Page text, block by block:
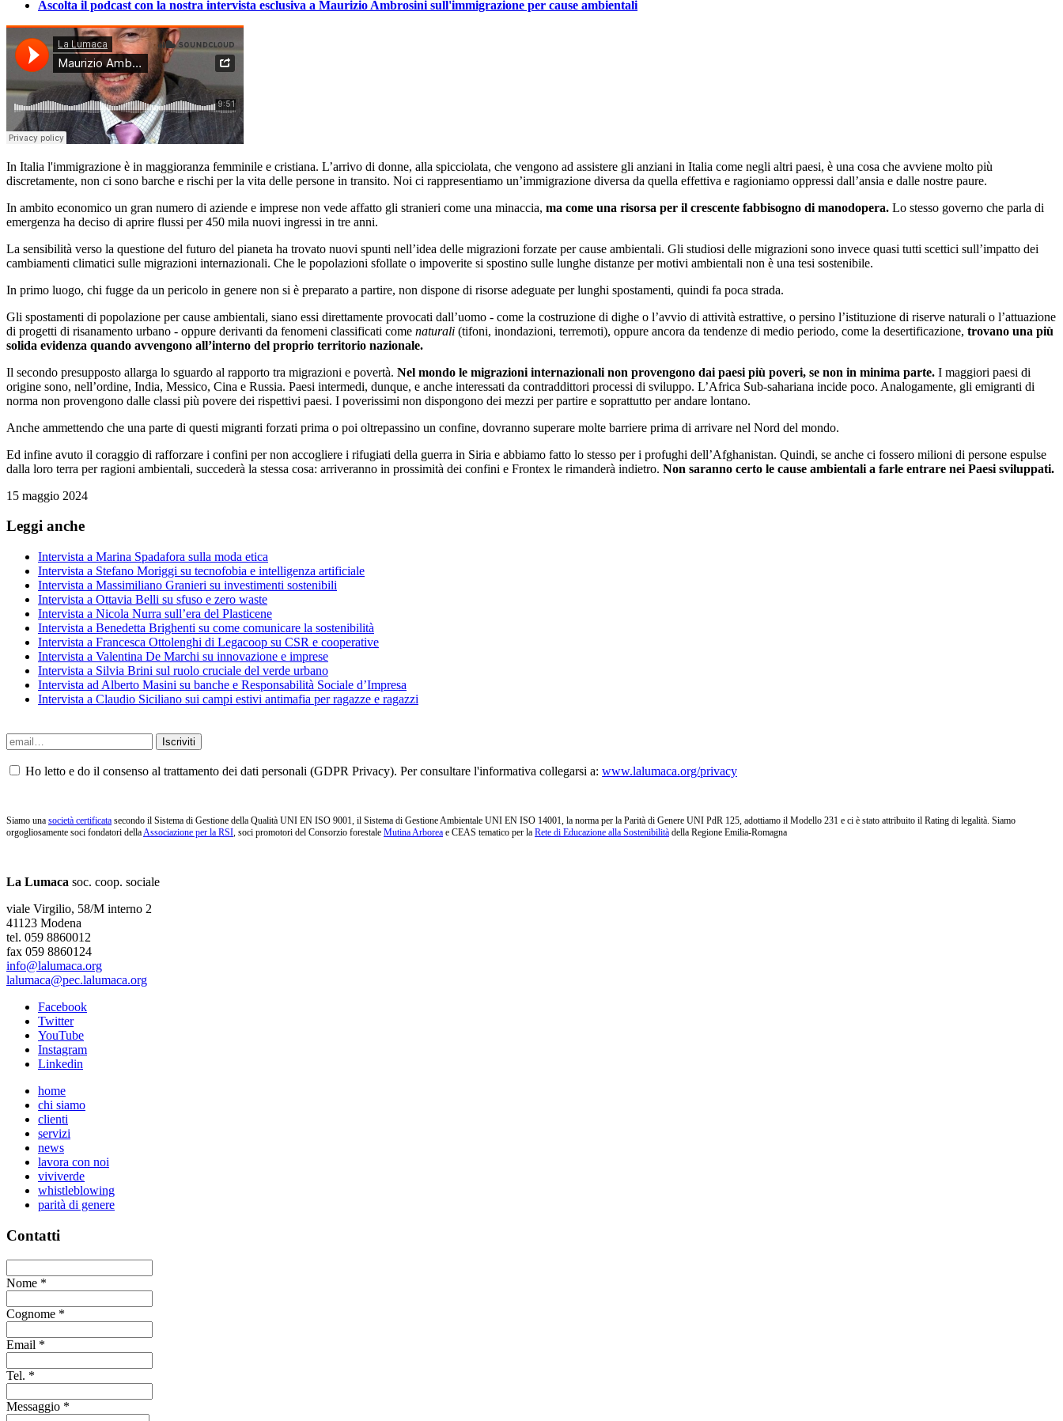
Ascolta il podcast con la nostra intervista esclusiva a Maurizio Ambrosini sull'immigrazione per cause ambientali
In Italia l'immigrazione è in maggioranza femminile e cristiana. L’arrivo di donne, alla spicciolata, che vengono ad assistere gli anziani in Italia come negli altri paesi, è una cosa che avviene molto più
discretamente, non ci sono barche e rischi per la vita delle persone in transito. Noi ci rappresentiamo un’immigrazione diversa da quella effettiva e ragioniamo oppressi dall’ansia e dalle nostre paure.
In ambito economico un gran numero di aziende e imprese non vede affatto gli stranieri come una minaccia, ma come una risorsa per il crescente fabbisogno di manodopera. Lo stesso governo che parla di
emergenza ha deciso di aprire flussi per 450 mila nuovi ingressi in tre anni.
La sensibilità verso la questione del futuro del pianeta ha trovato nuovi spunti nell’idea delle migrazioni forzate per cause ambientali. Gli studiosi delle migrazioni sono invece quasi tutti scettici sull’impatto dei
cambiamenti climatici sulle migrazioni internazionali. Che le popolazioni sfollate o impoverite si spostino sulle lunghe distanze per motivi ambientali non è una tesi sostenibile.
In primo luogo, chi fugge da un pericolo in genere non si è preparato a partire, non dispone di risorse adeguate per lunghi spostamenti, quindi fa poca strada.
Gli spostamenti di popolazione per cause ambientali, siano essi direttamente provocati dall’uomo - come la costruzione di dighe o l’avvio di attività estrattive, o persino l’istituzione di riserve naturali o l’attuazione
di progetti di risanamento urbano - oppure derivanti da fenomeni classificati come naturali (tifoni, inondazioni, terremoti), oppure ancora da tendenze di medio periodo, come la desertificazione, trovano una più
solida evidenza quando avvengono all’interno del proprio territorio nazionale.
Il secondo presupposto allarga lo sguardo al rapporto tra migrazioni e povertà. Nel mondo le migrazioni internazionali non provengono dai paesi più poveri, se non in minima parte. I maggiori paesi di
origine sono, nell’ordine, India, Messico, Cina e Russia. Paesi intermedi, dunque, e anche interessati da contraddittori processi di sviluppo. L’Africa Sub-sahariana incide poco. Analogamente, gli emigranti di
norma non provengono dalle classi più povere dei rispettivi paesi. I poverissimi non dispongono dei mezzi per partire e soprattutto per andare lontano.
Anche ammettendo che una parte di questi migranti forzati prima o poi oltrepassino un confine, dovranno superare molte barriere prima di arrivare nel Nord del mondo.
Ed infine avuto il coraggio di rafforzare i confini per non accogliere i rifugiati della guerra in Siria e abbiamo fatto lo stesso per i profughi dell’Afghanistan. Quindi, se anche ci fossero milioni di persone espulse
dalla loro terra per ragioni ambientali, succederà la stessa cosa: arriveranno in prossimità dei confini e Frontex le rimanderà indietro. Non saranno certo le cause ambientali a farle entrare nei Paesi sviluppati.
15 maggio 2024
Leggi anche
Intervista a Marina Spadafora sulla moda etica
Intervista a Stefano Moriggi su tecnofobia e intelligenza artificiale
Intervista a Massimiliano Granieri su investimenti sostenibili
Intervista a Ottavia Belli su sfuso e zero waste
Intervista a Nicola Nurra sull’era del Plasticene
Intervista a Benedetta Brighenti su come comunicare la sostenibilità
Intervista a Francesca Ottolenghi di Legacoop su CSR e cooperative
Intervista a Valentina De Marchi su innovazione e imprese
Intervista a Silvia Brini sul ruolo cruciale del verde urbano
Intervista ad Alberto Masini su banche e Responsabilità Sociale d’Impresa
Intervista a Claudio Siciliano sui campi estivi antimafia per ragazze e ragazzi
Ho letto e do il consenso al trattamento dei dati personali (GDPR Privacy). Per consultare l'informativa collegarsi a: www.lalumaca.org/privacy
Siamo una società certificata secondo il Sistema di Gestione della Qualità UNI EN ISO 9001, il Sistema di Gestione Ambientale UNI EN ISO 14001, la norma per la Parità di Genere UNI PdR 125, adottiamo il Modello 231 e ci è stato attribuito il Rating di legalità. Siamo
orgogliosamente soci fondatori dellaAssociazione per la RSI, soci promotori del Consorzio forestale Mutina Arborea e CEAS tematico per la Rete di Educazione alla Sostenibilità della Regione Emilia-Romagna
La Lumaca soc. coop. sociale
viale Virgilio, 58/M interno 2
41123 Modena
tel. 059 8860012
fax 059 8860124
info@lalumaca.org
lalumaca@pec.lalumaca.org
Facebook
Twitter
YouTube
Instagram
Linkedin
home
chi siamo
clienti
servizi
news
lavora con noi
viviverde
whistleblowing
parità di genere
Contatti
Nome *
Cognome *
Email *
Tel. *
Messaggio *